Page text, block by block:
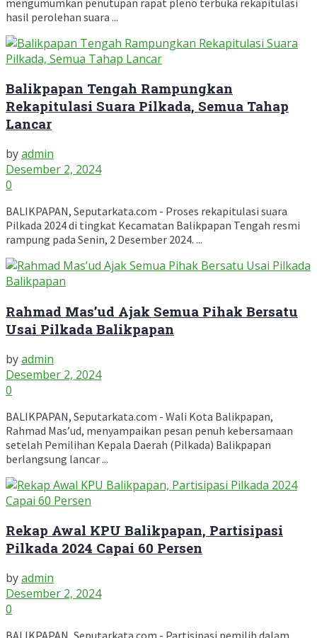
hasil perolehan suara ...
Balikpapan Tengah Rampungkan
Rekapitulasi Suara Pilkada, Semua Tahap
Lancar
byadmin
Desember 2, 2024
0
BALIKPAPAN, Seputarkata.com - Proses rekapitulasi suara
Pilkada 2024 di tingkat Kecamatan Balikpapan Tengah resmi
rampung pada Senin, 2 Desember 2024. ...
Rahmad Mas’ud Ajak Semua Pihak Bersatu
Usai Pilkada Balikpapan
byadmin
Desember 2, 2024
0
BALIKPAPAN, Seputarkata.com - Wali Kota Balikpapan,
Rahmad Mas’ud, menyampaikan pesan penuh kebersamaan
setelah Pemilihan Kepala Daerah (Pilkada) Balikpapan
berlangsung lancar ...
Rekap Awal KPU Balikpapan, Partisipasi
Pilkada 2024 Capai 60 Persen
byadmin
Desember 2, 2024
0